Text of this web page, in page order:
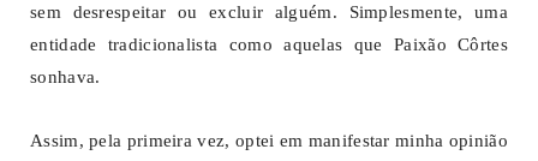
sem desrespeitar ou excluir alguém. Simplesmente, uma
entidade tradicionalista como aquelas que Paixão Côrtes
sonhava.
Assim, pela primeira vez, optei em manifestar minha opinião